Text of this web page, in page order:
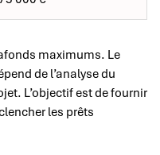
maximums. Le
de l’analyse du
L’objectif est de fournir
les prêts